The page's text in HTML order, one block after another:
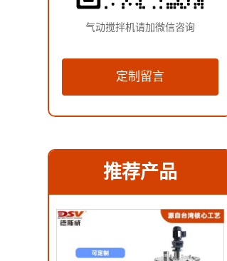
气动搅拌机请加微信咨询
定制留言
推荐产品